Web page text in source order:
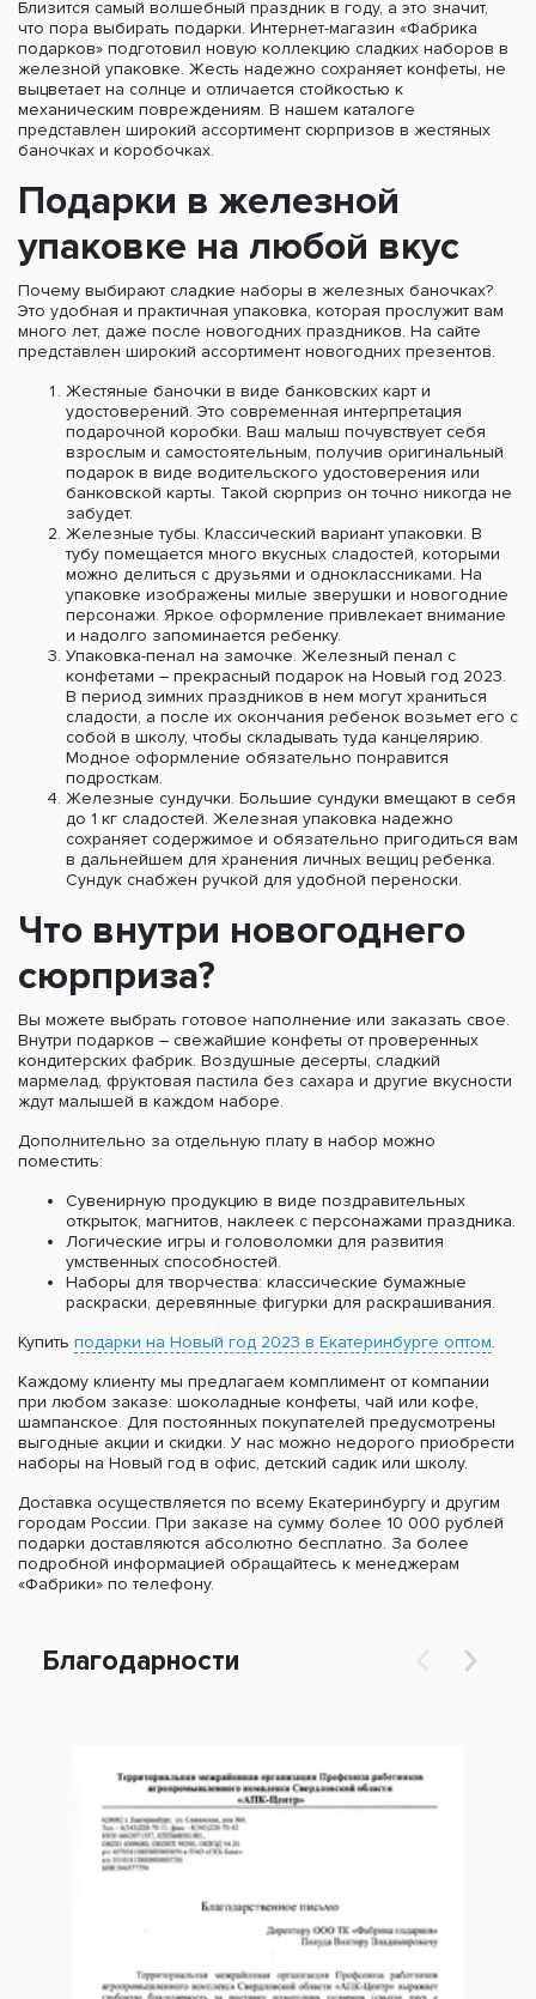
Близится самый волшебный праздник в году, а это значит,
что пора выбирать подарки. Интернет-магазин «Фабрика
подарков» подготовил новую коллекцию сладких наборов в
железной упаковке. Жесть надежно сохраняет конфеты, не
выцветает на солнце и отличается стойкостью к
механическим повреждениям. В нашем каталоге
представлен широкий ассортимент сюрпризов в жестяных
баночках и коробочках.
Подарки в железной
упаковке на любой вкус
Почему выбирают сладкие наборы в железных баночках?
Это удобная и практичная упаковка, которая прослужит вам
много лет, даже после новогодних праздников. На сайте
представлен широкий ассортимент новогодних презентов.
Жестяные баночки в виде банковских карт и
удостоверений. Это современная интерпретация
подарочной коробки. Ваш малыш почувствует себя
взрослым и самостоятельным, получив оригинальный
подарок в виде водительского удостоверения или
банковской карты. Такой сюрприз он точно никогда не
забудет.
Железные тубы. Классический вариант упаковки. В
тубу помещается много вкусных сладостей, которыми
можно делиться с друзьями и одноклассниками. На
упаковке изображены милые зверушки и новогодние
персонажи. Яркое оформление привлекает внимание
и надолго запоминается ребенку.
Упаковка-пенал на замочке. Железный пенал с
конфетами – прекрасный подарок на Новый год 2023.
В период зимних праздников в нем могут храниться
сладости, а после их окончания ребенок возьмет его с
собой в школу, чтобы складывать туда канцелярию.
Модное оформление обязательно понравится
подросткам.
Железные сундучки. Большие сундуки вмещают в себя
до 1 кг сладостей. Железная упаковка надежно
сохраняет содержимое и обязательно пригодиться вам
в дальнейшем для хранения личных вещиц ребенка.
Сундук снабжен ручкой для удобной переноски.
Что внутри новогоднего
сюрприза?
Вы можете выбрать готовое наполнение или заказать свое.
Внутри подарков – свежайшие конфеты от проверенных
кондитерских фабрик. Воздушные десерты, сладкий
мармелад, фруктовая пастила без сахара и другие вкусности
ждут малышей в каждом наборе.
Дополнительно за отдельную плату в набор можно
поместить:
Сувенирную продукцию в виде поздравительных
открыток, магнитов, наклеек с персонажами праздника.
Логические игры и головоломки для развития
умственных способностей.
Наборы для творчества: классические бумажные
раскраски, деревянные фигурки для раскрашивания.
Купить подарки на Новый год 2023 в Екатеринбурге оптом.
Каждому клиенту мы предлагаем комплимент от компании
при любом заказе: шоколадные конфеты, чай или кофе,
шампанское. Для постоянных покупателей предусмотрены
выгодные акции и скидки. У нас можно недорого приобрести
наборы на Новый год в офис, детский садик или школу.
Доставка осуществляется по всему Екатеринбургу и другим
городам России. При заказе на сумму более 10 000 рублей
подарки доставляются абсолютно бесплатно. За более
подробной информацией обращайтесь к менеджерам
«Фабрики» по телефону.
Благодарности